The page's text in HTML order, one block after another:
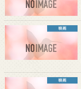
映画
映画